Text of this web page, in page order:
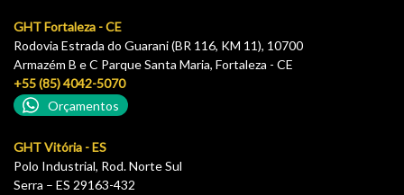
GHT Fortaleza - CE
Rodovia Estrada do Guarani (BR 116, KM 11), 10700
Armazém B e C Parque Santa Maria, Fortaleza - CE
+55 (85) 4042-5070
Orçamentos
GHT Vitória - ES
Polo Industrial, Rod. Norte Sul
Serra – ES 29163-432